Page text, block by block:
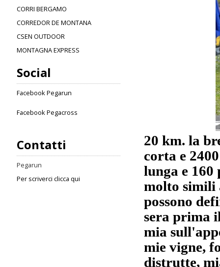
CORRI BERGAMO
CORREDOR DE MONTANA
CSEN OUTDOOR
MONTAGNA EXPRESS
Social
Facebook Pegarun
Facebook Pegacross
Contatti
Pegarun
Per scriverci clicca qui
20 km. la
corta e
lunga e
molto simili
possono
sera prima
mia
mie vigne,
distrutte,